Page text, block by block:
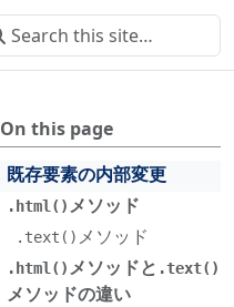
On this page
既存要素の内部変更
.html()メソッド
.text() メソッド
.html()メソッドと .text()
メソッドの違い